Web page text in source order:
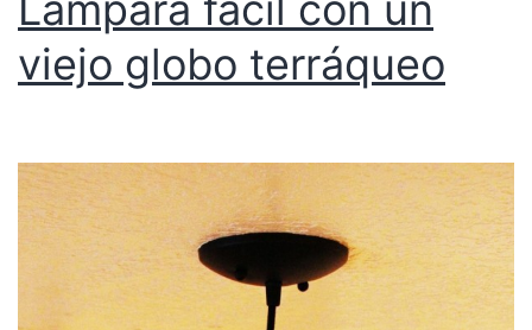
viejo globo terráqueo